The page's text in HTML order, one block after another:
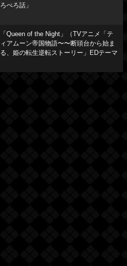
ろぺろ話」
「Queen of the Night」（TVアニメ「テ
ィアムーン帝国物語〜〜断頭台から始ま
る、姫の転生逆転ストーリー」EDテーマ